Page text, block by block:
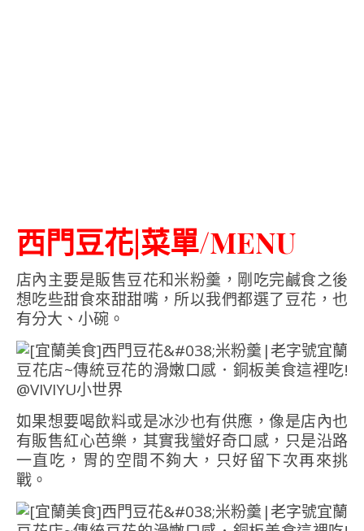
西門豆花|菜單/MENU
店內主要是販售豆花和米粉羹，剛吃完鹹食之後
想吃些甜食來甜甜嘴，所以我們都選了豆花，也
有分大、小碗。
如果想要喝飲料或是冰沙也有供應，像是店內也
有販售紅心芭樂，其實我蠻好奇口感，只是沿路
一直吃，胃的空間不夠大，只好留下次再來挑
戰。